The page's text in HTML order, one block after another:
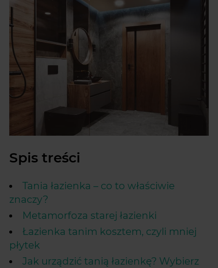
Spis treści
Tania łazienka – co to właściwie
znaczy?
Metamorfoza starej łazienki
Łazienka tanim kosztem, czyli mniej
płytek
Jak urządzić tanią łazienkę? Wybierz